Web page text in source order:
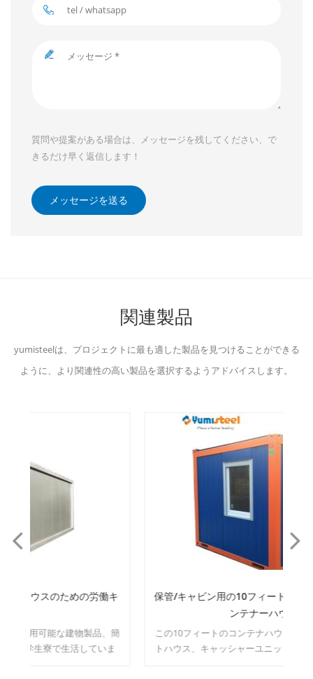
質問や提案がある場合は、メッセージを残してください、で
きるだけ早く返信します！
メッセージを送る
関連製品
yumisteelは、プロジェクトに最も適した製品を見つけることができる
ように、より関連性の高い製品を選択するようアドバイスします。
保管/キャビン用の10フィートのフラクトパックコ
この10フィートのコンテナハウスは、オフィス、ゲー
トハウス、キャッシャーユニット、保管室などとして